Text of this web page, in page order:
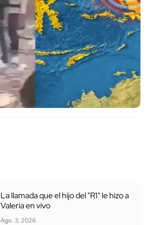
La llamada que el hijo del "R1" le hizo a
Valeria en vivo
Ago. 3, 2026